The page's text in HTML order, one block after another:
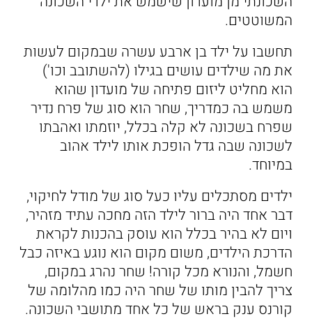
המשוטטים.
תחשבו על ילד בן ארבע עשרה שבמקום לעשות
את מה שילדים עושים בגילו (להשתובב וכו')
הוא מחליט ליזום פתיחה של מועדון שהוא
משמש בה כמדריך, שחר הוא סוג של פרח נדיר
שפרח בשכונה לא קלה בכלל, יוזמתו ואהבתו
לשכונה שבה גדל הופכת אותו לילד אהוב
במיוחד.
ילדים מסתכלים עליו כעל סוג של מודל לחיקוי,
דבר אחד היה ברור לילד הזה מחכה עתיד מזהיר,
ויום לא בהיר בכלל הוא עוסק בהכנות לקראת
הדרכת הילדים, משום מקום הוא נוגע באיזה כבל
חשמל, והנורא מכל קורה! שחר נהרג במקום,
צריך להבין מותו של שחר היה כמו מהלומה של
קורנס ענק בראש של כל אחד מתושבי השכונה.